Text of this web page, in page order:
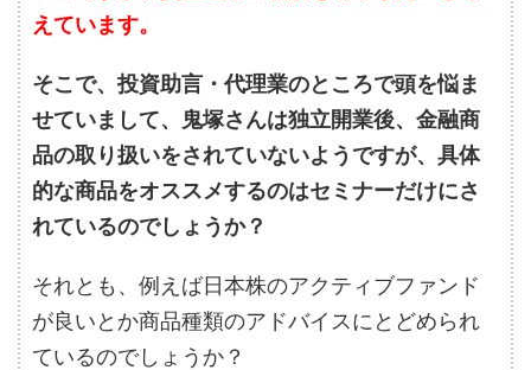
えています。
そこで、投資助言・代理業のところで頭を悩ま
せていまして、鬼塚さんは独立開業後、金融商
品の取り扱いをされていないようですが、具体
的な商品をオススメするのはセミナーだけにさ
れているのでしょうか？
それとも、例えば日本株のアクティブファンド
が良いとか商品種類のアドバイスにとどめられ
ているのでしょうか？